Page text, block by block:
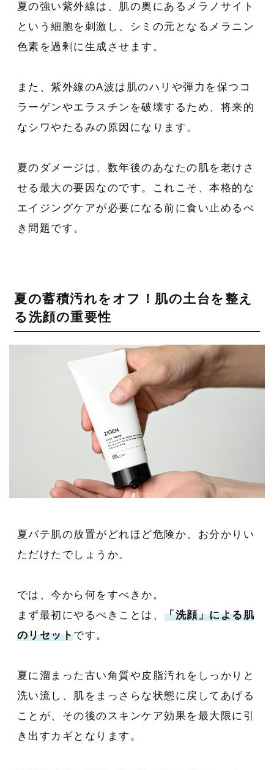
夏の強い紫外線は、肌の奥にあるメラノサイト
という細胞を刺激し、シミの元となるメラニン
色素を過剰に生成させます。
また、紫外線のA波は肌のハリや弾力を保つコ
ラーゲンやエラスチンを破壊するため、将来的
なシワやたるみの原因になります。
夏のダメージは、数年後のあなたの肌を老けさ
せる最大の要因なのです。これこそ、本格的な
エイジングケアが必要になる前に食い止めるべ
き問題です。
夏の蓄積汚れをオフ！肌の土台を整え
る洗顔の重要性
夏バテ肌の放置がどれほど危険か、お分かりい
ただけたでしょうか。
では、今から何をすべきか。
まず最初にやるべきことは、 「洗顔」による肌
のリセットです。
夏に溜まった古い角質や皮脂汚れをしっかりと
洗い流し、肌をまっさらな状態に戻してあげる
ことが、その後のスキンケア効果を最大限に引
き出すカギとなります。